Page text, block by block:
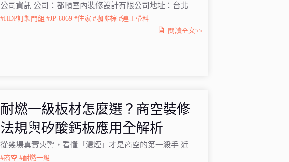
公司資訊 公司：都頤室內裝修設計有限公司地址：台北
#HDP訂製門組 #JP-8069 #住家 #咖啡棕 #連工帶料
閱讀全文>>
耐燃一級板材怎麼選？商空裝修
法規與矽酸鈣板應用全解析
從幾場真實火警，看懂「濃煙」才是商空的第一殺手 近
#商空 #耐燃一級